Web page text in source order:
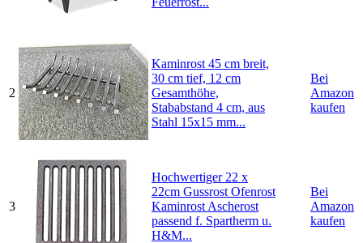
2
Kaminrost 45 cm breit,
30 cm tief, 12 cm
Gesamthöhe,
Stababstand 4 cm, aus
Stahl 15x15 mm...
Bei
Amazon
kaufen
3
Hochwertiger 22 x
22cm Gussrost Ofenrost
Kaminrost Ascherost
passend f. Spartherm u.
H&M...
Bei
Amazon
kaufen